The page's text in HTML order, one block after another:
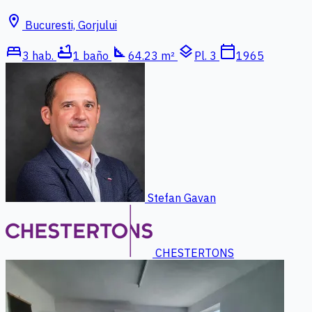
location_on Bucuresti, Gorjului
bed3 hab. bathtub1 baño square_foot 64.23 m² layers Pl. 3 calendar_today1965
Stefan Gavan
CHESTERTONS